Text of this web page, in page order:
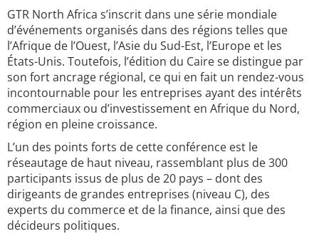
GTR North Africa s’inscrit dans une série mondiale
d’événements organisés dans des régions telles que
l’Afrique de l’Ouest, l’Asie du Sud-Est, l’Europe et les
États-Unis. Toutefois, l’édition du Caire se distingue par
son fort ancrage régional, ce qui en fait un rendez-vous
incontournable pour les entreprises ayant des intérêts
commerciaux ou d’investissement en Afrique du Nord,
région en pleine croissance.
L’un des points forts de cette conférence est le
réseautage de haut niveau, rassemblant plus de 300
participants issus de plus de 20 pays – dont des
dirigeants de grandes entreprises (niveau C), des
experts du commerce et de la finance, ainsi que des
décideurs politiques.